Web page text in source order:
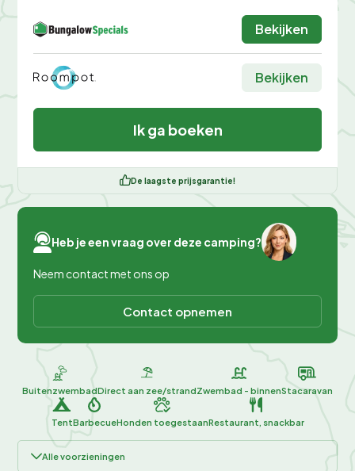
Bekijken
Bekijken
Ik ga boeken
De laagste prijsgarantie!
Heb je een vraag over deze camping?
Neem contact met ons op
Contact opnemen
BuitenzwembadDirect aan zee/strandZwembad - binnenStacaravan
TentBarbecueHonden toegestaanRestaurant, snackbar
Alle voorzieningen